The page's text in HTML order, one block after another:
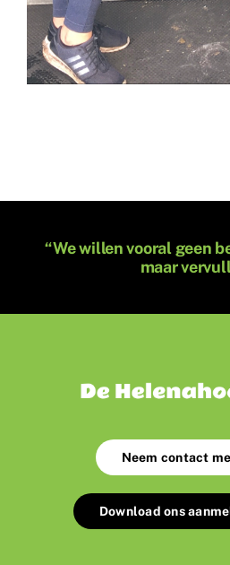
“We willen vooral geen
maar
Neem contact
Download ons